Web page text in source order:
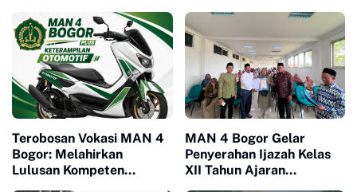
Terobosan Vokasi MAN 4
Bogor: Melahirkan
Lulusan Kompeten
MAN 4 Bogor Gelar
Penyerahan Ijazah Kelas
XII Tahun Ajaran